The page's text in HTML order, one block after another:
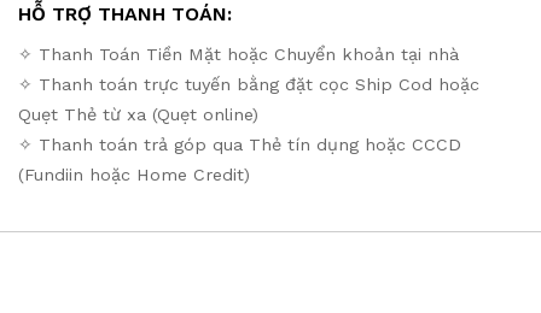
HỖ TRỢ THANH TOÁN:
✧ Thanh Toán Tiền Mặt hoặc Chuyển khoản tại nhà
✧ Thanh toán trực tuyến bằng đặt cọc Ship Cod hoặc
Quẹt Thẻ từ xa (Quẹt online)
✧ Thanh toán trả góp qua Thẻ tín dụng hoặc CCCD
(Fundiin hoặc Home Credit)